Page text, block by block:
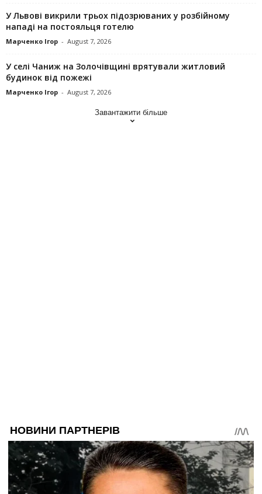
У Львові викрили трьох підозрюваних у розбійному
нападі на постояльця готелю
Марченко Ігор - August 7, 2026
У селі Чаниж на Золочівщині врятували житловий
будинок від пожежі
Марченко Ігор - August 7, 2026
Завантажити більше